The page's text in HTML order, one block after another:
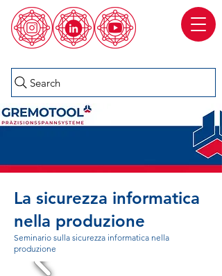
Search
La sicurezza informatica
nella produzione
Seminario sulla sicurezza informatica nella
produzione